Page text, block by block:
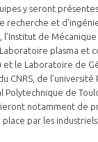
y seront
recherche et
l’Institut de
plasma et
et le Laboratoire de
CNRS, de
Polytechnique de
notamment de
par les industriels.